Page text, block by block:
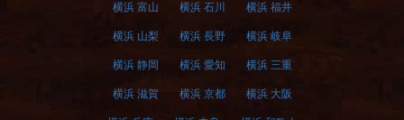
横浜 富山 横浜 石川 横浜 福井
横浜 山梨 横浜 長野 横浜 岐阜
横浜 静岡 横浜 愛知 横浜 三重
横浜 滋賀 横浜 京都 横浜 大阪